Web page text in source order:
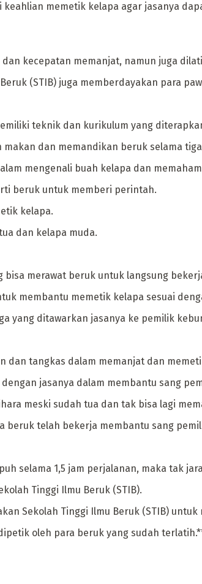
keahlian memetik kelapa agar jasanya
kecepatan memanjat, namun juga
(STIB) juga memberdayakan para
teknik dan kurikulum yang
dan memandikan beruk selama
mengenali buah kelapa dan
beruk untuk memberi perintah.
kelapa.
dan kelapa muda.
merawat beruk untuk langsung
membantu memetik kelapa sesuai
yang ditawarkan jasanya ke pemilik
dan tangkas dalam memanjat dan
jasanya dalam membantu sang
meski sudah tua dan tak bisa lagi
beruk telah bekerja membantu sang
selama 1,5 jam perjalanan, maka tak
Tinggi Ilmu Beruk (STIB).
Sekolah Tinggi Ilmu Beruk (STIB)
oleh para beruk yang sudah